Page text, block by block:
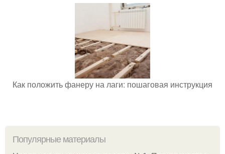
Как положить фанеру на лаги: пошаговая инструкция
Популярные материалы